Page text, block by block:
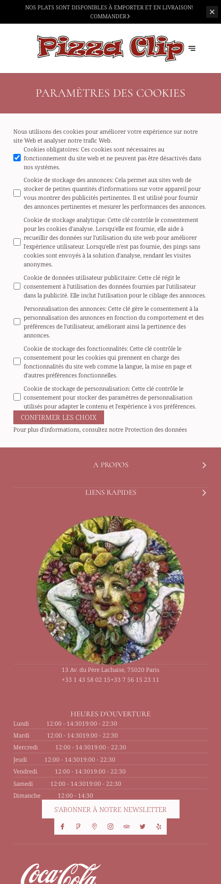
NOS PLATS SONT DISPONIBLES ÀEMPORTER ET EN LIVRAISON!
COMMANDER
PARAMÈTRES DES COOKIES
Nous utilisons des cookies pour améliorer votre expérience sur notre
site Web et analyser notre trafic Web.
Cookies obligatoires: Ces cookies sont nécessaires au
fonctionnement du site web et ne peuvent pas être désactivés dans
nos systèmes.
Cookie de stockage des annonces: Cela permet aux sites web de
stocker de petites quantités d'informations sur votre appareil pour
vous montrer des publicités pertinentes. Il est utilisé pour fournir
des annonces pertinentes et mesurer les performances des annonces.
Cookie de stockage analytique: Cette clé contrôle le consentement
pour les cookies d'analyse. Lorsqu'elle est fournie, elle aide à
recueillir des données sur l'utilisation du site web pour améliorer
l'expérience utilisateur. Lorsqu'elle n'est pas fournie, des pings sans
cookies sont envoyés à la solution d'analyse, rendant les visites
anonymes.
Cookie de données utilisateur publicitaire: Cette clé régit le
consentement à l'utilisation des données fournies par l'utilisateur
dans la publicité. Elle inclut l'utilisation pour le ciblage des annonces.
Personnalisation des annonces: Cette clé gère le consentement à la
personnalisation des annonces en fonction du comportement et des
préférences de l'utilisateur, améliorant ainsi la pertinence des
annonces.
Cookie de stockage des fonctionnalités: Cette clé contrôle le
consentement pour les cookies qui prennent en charge des
fonctionnalités du site web comme la langue, la mise en page et
d'autres préférences fonctionnelles.
Cookie de stockage de personnalisation: Cette clé contrôle le
consentement pour stocker des paramètres de personnalisation
utilisés pour adapter le contenu et l'expérience à vos préférences.
CONFIRMER LES CHOIX
Pour plus d'informations, consultez notreProtection des données
A PROPOS
LIENS RAPIDES
13 Av. du Père Lachaise, 75020 Paris
+33 1 43 58 02 15+33 7 56 15 23 11
HEURES D'OUVERTURE
Lundi 12:00 - 14:3019:00 - 22:30
Mardi
12:00 - 14:3019:00 - 22:30
Mercredi
12:00 - 14:3019:00 - 22:30
Jeudi
12:00 - 14:3019:00 - 22:30
Vendredi
12:00 - 14:3019:00 - 22:30
Samedi
12:00 - 14:3019:00 - 22:30
Dimanche
12:00 - 14:30
S'ABONNER À NOTRE NEWSLETTER